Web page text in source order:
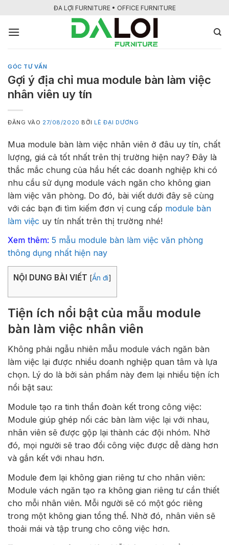
nội
ĐA LỢI FURNITURE • OFFICE FURNITURE
GÓC TƯ VẤN
Gợi ý địa chỉ mua module bàn làm việc
nhân viên uy tín
ĐĂNG VÀO 27/08/2020 BỞI LÊ ĐẠI DƯƠNG
Mua module bàn làm việc nhân viên ở đâu uy tín, chất
lượng, giá cả tốt nhất trên thị trường hiện nay? Đây là
thắc mắc chung của hầu hết các doanh nghiệp khi có
nhu cầu sử dụng module vách ngăn cho không gian
làm việc văn phòng. Do đó, bài viết dưới đây sẽ cùng
với các bạn đi tìm kiếm đơn vị cung cấp module bàn
làm việc uy tín nhất trên thị trường nhé!
Xem thêm: 5 mẫu module bàn làm việc văn phòng
thông dụng nhất hiện nay
NỘI DUNG BÀI VIẾT [Ẩn đi]
Tiện ích nổi bật của mẫu module
bàn làm việc nhân viên
Không phải ngẫu nhiên mẫu module vách ngăn bàn
làm việc lại được nhiều doanh nghiệp quan tâm và lựa
chọn. Lý do là bởi sản phẩm này đem lại nhiều tiện ích
nổi bật sau:
Module tạo ra tinh thần đoàn kết trong công việc:
Module giúp ghép nối các bàn làm việc lại với nhau,
nhân viên sẽ được gộp lại thành các đội nhóm. Nhờ
đó, mọi người sẽ trao đổi công việc được dễ dàng hơn
và gắn kết với nhau hơn.
Module đem lại không gian riêng tư cho nhân viên:
Module vách ngăn tạo ra không gian riêng tư cần thiết
cho mỗi nhân viên. Mỗi người sẽ có một góc riêng
trong một không gian tổng thể. Nhờ đó, nhân viên sẽ
thoải mái và tập trung cho công việc hơn.